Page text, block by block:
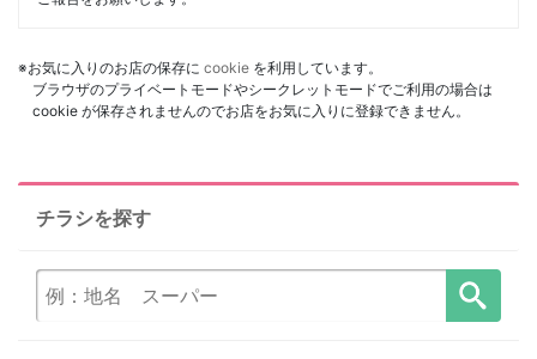
※お気に入りのお店の保存に cookie を利用しています。
ブラウザのプライベートモードやシークレットモードでご利用の場合は
cookie が保存されませんのでお店をお気に入りに登録できません。
チラシを探す